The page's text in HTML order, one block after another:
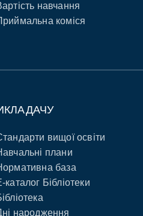
навчання
коміся
вищої освіти
плани
база
каталог Бібліотеки
народження